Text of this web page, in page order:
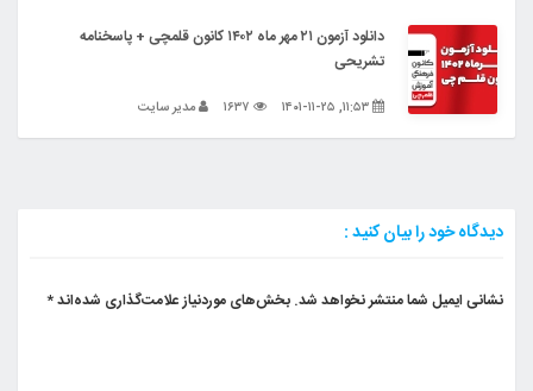
دانلود آزمون ۲۱ مهر ماه ۱۴۰۲ کانون قلمچی + پاسخنامه
تشریحی
مدیر سایت
دیدگاه خود را بیان کنید :
نشانی ایمیل شما منتشر نخواهد شد. بخش‌های موردنیاز علامت‌گذاری شده‌اند*